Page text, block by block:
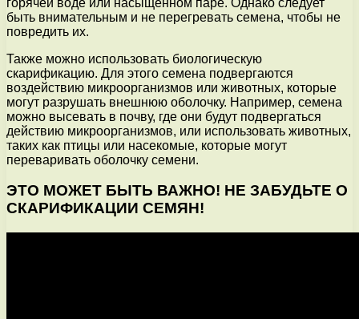
быть внимательным и не перегревать семена, чтобы не
повредить их.
Также можно использовать биологическую
скарификацию. Для этого семена подвергаются
воздействию микроорганизмов или животных, которые
могут разрушать внешнюю оболочку. Например, семена
можно высевать в почву, где они будут подвергаться
действию микроорганизмов, или использовать животных,
таких как птицы или насекомые, которые могут
переваривать оболочку семени.
ЭТО МОЖЕТ БЫТЬ ВАЖНО! НЕ ЗАБУДЬТЕ О
СКАРИФИКАЦИИ СЕМЯН!